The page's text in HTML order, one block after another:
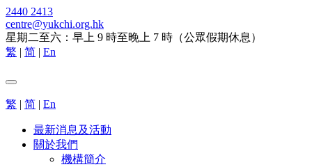
2440 2413
centre@yukchi.org.hk
星期二至六：早上 9 時至晚上 7 時（公眾假期休息）
繁 | 简 | En
繁 | 简 | En
最新消息及活動
關於我們
機構簡介